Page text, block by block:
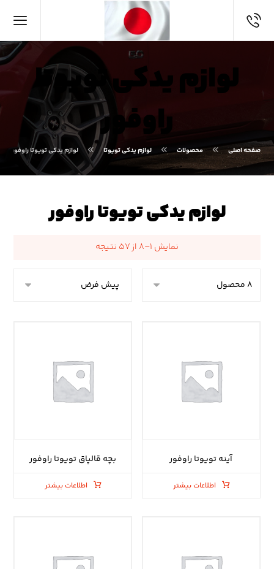
لوازم یدکی تویوتا
راوفور
صفحه اصلی محصولات لوازم یدکی تویوتا لوازم یدکی تویوتا راوفور
لوازم یدکی تویوتا راوفور
نمایش ۱–۸ از ۵۷ نتیجه
آینه تویوتا راوفور
اطلاعات بیشتر
بچه قالپاق تویوتا راوفور
اطلاعات بیشتر